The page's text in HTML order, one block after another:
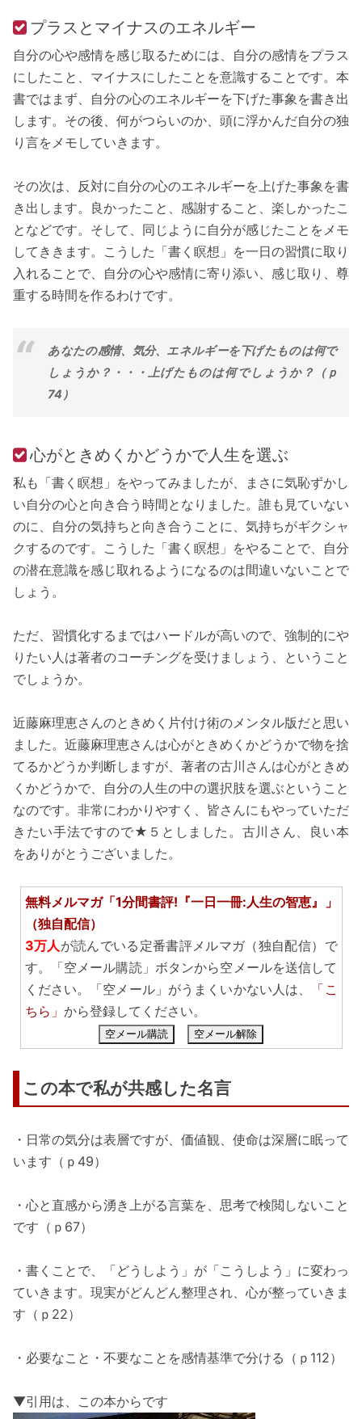
プラスとマイナスのエネルギー
自分の心や感情を感じ取るためには、自分の感情をプラス
にしたこと、マイナスにしたことを意識することです。本
書ではまず、自分の心のエネルギーを下げた事象を書き出
します。その後、何がつらいのか、頭に浮かんだ自分の独
り言をメモしていきます。
その次は、反対に自分の心のエネルギーを上げた事象を書
き出します。良かったこと、感謝すること、楽しかったこ
となどです。そして、同じように自分が感じたことをメモ
してききます。こうした「書く瞑想」を一日の習慣に取り
入れることで、自分の心や感情に寄り添い、感じ取り、尊
重する時間を作るわけです。
あなたの感情、気分、エネルギーを下げたものは何で
しょうか？・・・上げたものは何でしょうか？（ｐ
74）
心がときめくかどうかで人生を選ぶ
私も「書く瞑想」をやってみましたが、まさに気恥ずかし
い自分の心と向き合う時間となりました。誰も見ていない
のに、自分の気持ちと向き合うことに、気持ちがギクシャ
クするのです。こうした「書く瞑想」をやることで、自分
の潜在意識を感じ取れるようになるのは間違いないことで
しょう。
ただ、習慣化するまではハードルが高いので、強制的にや
りたい人は著者のコーチングを受けましょう、ということ
でしょうか。
近藤麻理恵さんのときめく片付け術のメンタル版だと思い
ました。近藤麻理恵さんは心がときめくかどうかで物を捨
てるかどうか判断しますが、著者の古川さんは心がときめ
くかどうかで、自分の人生の中の選択肢を選ぶということ
なのです。非常にわかりやすく、皆さんにもやっていただ
きたい手法ですので★５としました。古川さん、良い本
をありがとうございました。
無料メルマガ「1分間書評!『一日一冊:人生の智恵』」
（独自配信）
3万人 が読んでいる定番書評メルマガ（独自配信）で
す。「空メール購読」ボタンから空メールを送信して
ください。「空メール」がうまくいかない人は、
「こ
ちら」 から登録してください。
空メール購読 空メール解除
この本で私が共感した名言
・日常の気分は表層ですが、価値観、使命は深層に眠って
います（ｐ49）
・心と直感から湧き上がる言葉を、思考で検閲しないこと
です（ｐ67）
・書くことで、「どうしよう」が「こうしよう」に変わっ
ていきます。現実がどんどん整理され、心が整っていきま
す（ｐ22）
・必要なこと・不要なことを感情基準で分ける（ｐ112）
▼引用は、この本からです